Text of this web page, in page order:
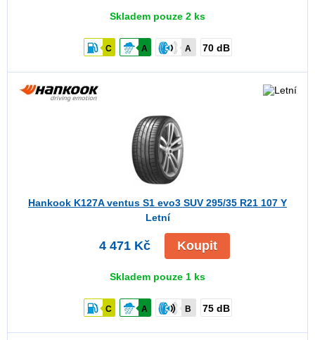
Skladem pouze 2 ks
C A A 70 dB
Hankook K127A ventus S1 evo3 SUV 295/35 R21 107 Y
Letní
4 471 Kč Koupit
Skladem pouze 1 ks
C A B 75 dB